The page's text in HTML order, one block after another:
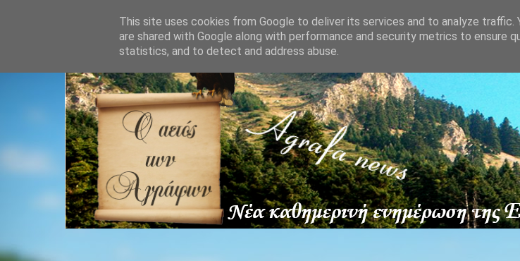
This site uses cookies from Google to deliver its services and to analyze traffic.
are shared with Google along with performance and security metrics to ensure
statistics, and to detect and address abuse.